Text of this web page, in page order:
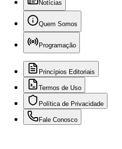
Notícias
Quem Somos
Programação
Princípios Editoriais
Termos de Uso
Política de Privacidade
Fale Conosco